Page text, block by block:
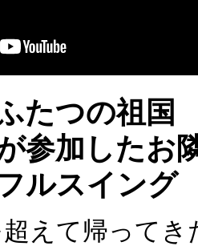
たつの祖国
参加したお
ルスイング
超えて帰って